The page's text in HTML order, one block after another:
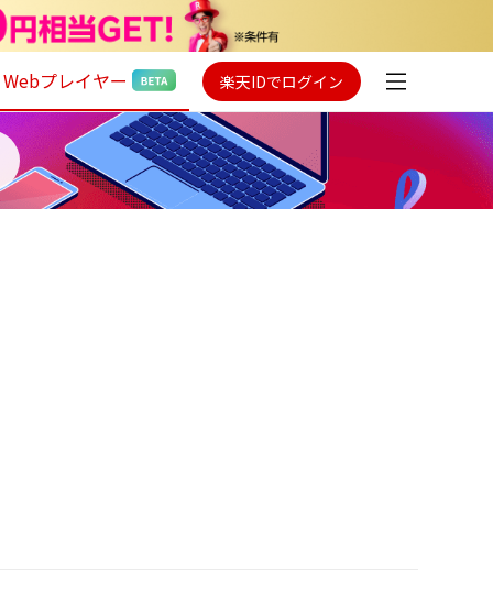
Webプレイヤー 楽天IDでログイン